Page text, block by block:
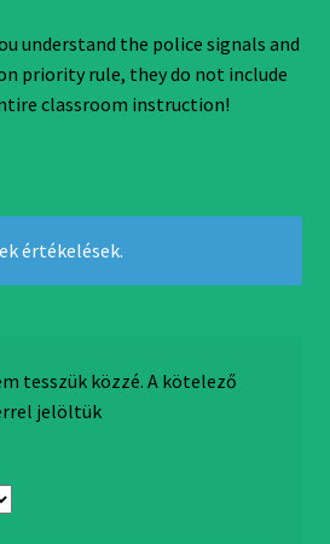
understand the police signals and
priority rule, they do not include
classroom instruction!
értékelések.
tesszük közzé. A kötelező
jelöltük